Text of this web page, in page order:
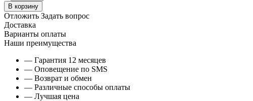
В корзину
Отложить Задать вопрос
Доставка
Варианты оплаты
Наши преимущества
— Гарантия 12 месяцев
— Оповещение по SMS
— Возврат и обмен
— Различные способы оплаты
— Лучшая цена